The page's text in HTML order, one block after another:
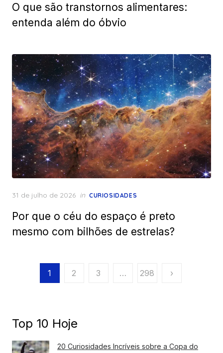
O que são transtornos alimentares:
entenda além do óbvio
Posted
31 de julho de 2026 in CURIOSIDADES
Por que o céu do espaço é preto
mesmo com bilhões de estrelas?
Paginação
1 2 3 … 298 ›
Top 10 Hoje
20 Curiosidades Incríveis sobre a Copa do